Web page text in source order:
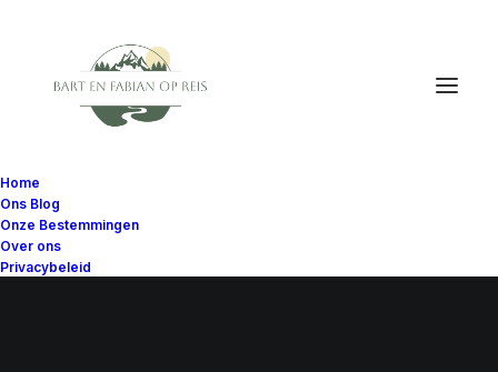
Home
Ons Blog
Onze Bestemmingen
Over ons
Privacybeleid